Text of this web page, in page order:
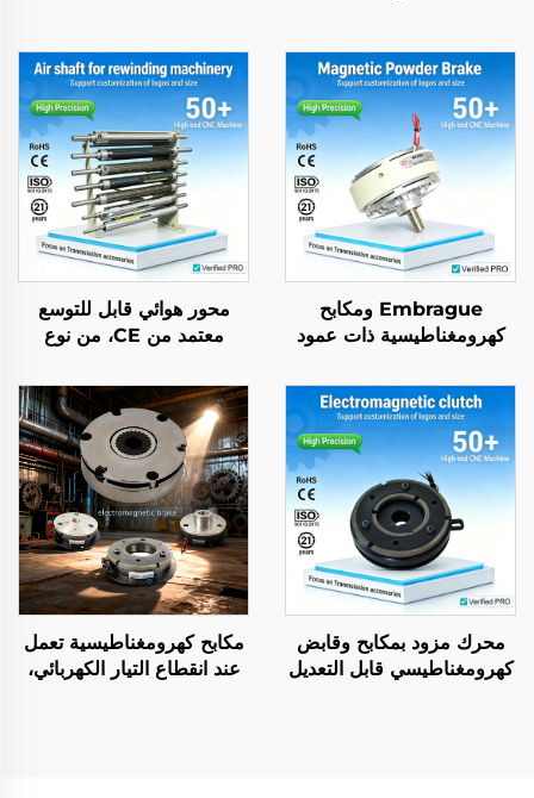
Embrague ومكابح
كهرومغناطيسية ذات عمود
معايير OEM وDIN، جديدة
محور هوائي قابل للتوسع
معتمد من CE، من نوع
الألومنيوم، أسطوانة نسيجية
منخفضة الاحتكاك
محرك مزود بمكابح وقابض
كهرومغناطيسي قابل التعديل
مكابح كهرومغناطيسية تعمل
عند انقطاع التيار الكهربائي،